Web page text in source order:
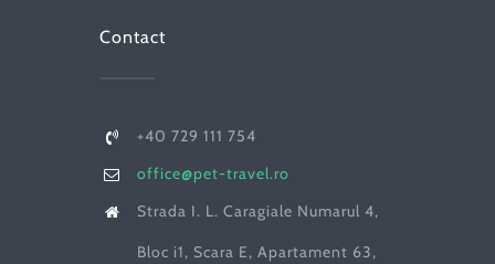
Contact
+40 729 111 754
office@pet-travel.ro
Strada I. L. Caragiale Numarul 4,
Bloc i1, Scara E, Apartament 63,